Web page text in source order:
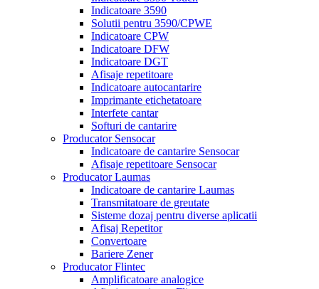
Indicatoare 3590
Solutii pentru 3590/CPWE
Indicatoare CPW
Indicatoare DFW
Indicatoare DGT
Afisaje repetitoare
Indicatoare autocantarire
Imprimante etichetatoare
Interfete cantar
Softuri de cantarire
Producator Sensocar
Indicatoare de cantarire Sensocar
Afisaje repetitoare Sensocar
Producator Laumas
Indicatoare de cantarire Laumas
Transmitatoare de greutate
Sisteme dozaj pentru diverse aplicatii
Afisaj Repetitor
Convertoare
Bariere Zener
Producator Flintec
Amplificatoare analogice